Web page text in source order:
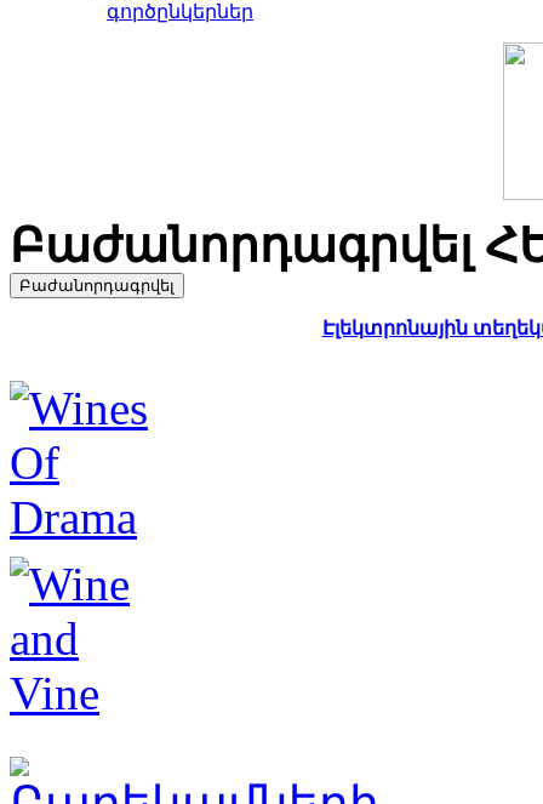
գործընկերներ
Բաժանորդագրվել
Էլեկտրոնային